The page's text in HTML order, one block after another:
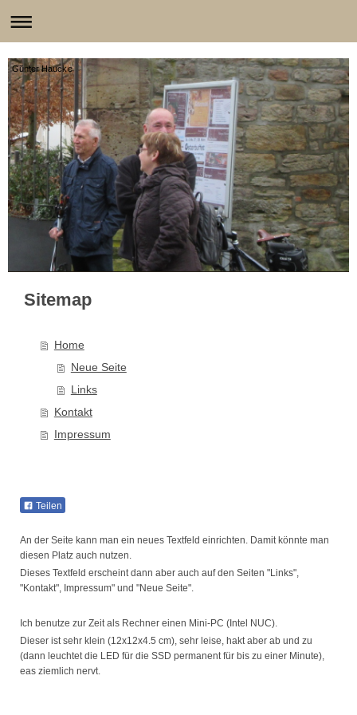
Günter Haucke
Sitemap
Home
Neue Seite
Links
Kontakt
Impressum
Teilen
An der Seite kann man ein neues Textfeld einrichten. Damit könnte man
diesen Platz auch nutzen.
Dieses Textfeld erscheint dann aber auch auf den Seiten "Links",
"Kontakt", Impressum" und "Neue Seite".
Ich benutze zur Zeit als Rechner einen Mini-PC (Intel NUC).
Dieser ist sehr klein (12x12x4.5 cm), sehr leise, hakt aber ab und zu
(dann leuchtet die LED für die SSD permanent für bis zu einer Minute),
eas ziemlich nervt.